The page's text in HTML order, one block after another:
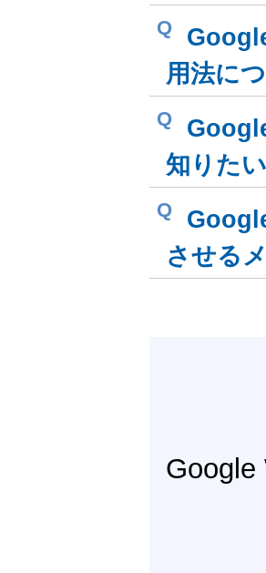
Q
用法に
Q
知りた
Q
させる
Google